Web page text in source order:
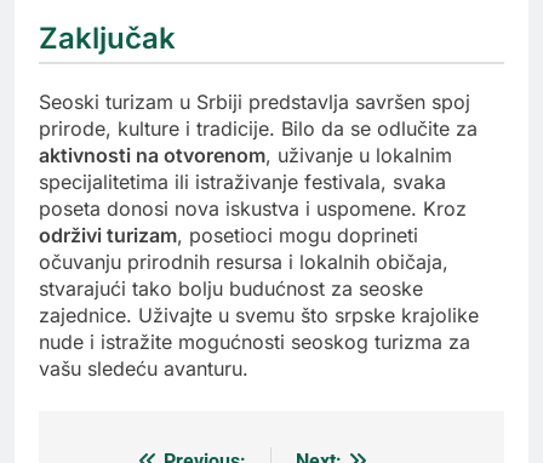
Zaključak
Seoski turizam u Srbiji predstavlja savršen spoj
prirode, kulture i tradicije. Bilo da se odlučite za
aktivnosti na otvorenom, uživanje u lokalnim
specijalitetima ili istraživanje festivala, svaka
poseta donosi nova iskustva i uspomene. Kroz
održivi turizam, posetioci mogu doprineti
očuvanju prirodnih resursa i lokalnih običaja,
stvarajući tako bolju budućnost za seoske
zajednice. Uživajte u svemu što srpske krajolike
nude i istražite mogućnosti seoskog turizma za
vašu sledeću avanturu.